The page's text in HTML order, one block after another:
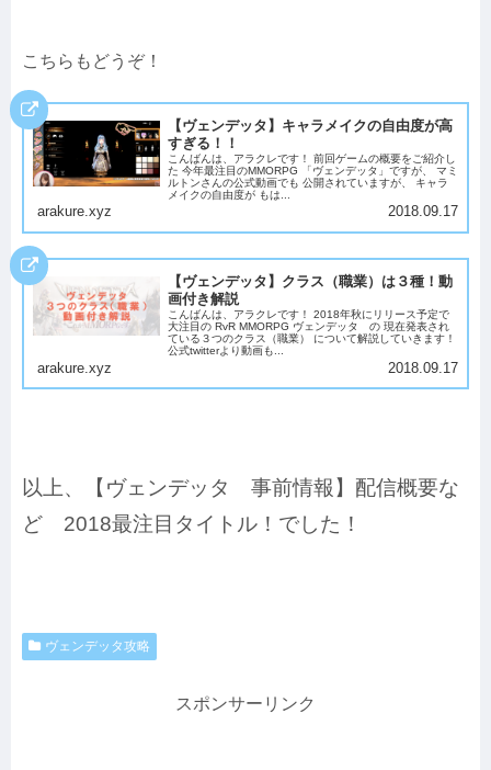
こちらもどうぞ！
【ヴェンデッタ】キャラメイクの自由度が高
すぎる！！
こんばんは、アラクレです！ 前回ゲームの概要をご紹介し
た 今年最注目のMMORPG 「ヴェンデッタ」ですが、 マミ
ルトンさんの公式動画でも 公開されていますが、 キャラ
メイクの自由度が もは...
arakure.xyz 2018.09.17
【ヴェンデッタ】クラス（職業）は３種！動
画付き解説
こんばんは、アラクレです！ 2018年秋にリリース予定で
大注目の RvR MMORPG ヴェンデッタ の 現在発表され
ている３つのクラス（職業） について解説していきます！
公式twitterより動画も...
arakure.xyz 2018.09.17
以上、【ヴェンデッタ 事前情報】配信概要な
ど 2018最注目タイトル！でした！
ヴェンデッタ攻略
スポンサーリンク